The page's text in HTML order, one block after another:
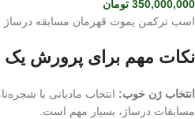
350,000,000 تومان
اسب ترکمن یموت قهرمان مسابقه درساژ
نکات مهم برای پرورش یک
انتخاب ژن خوب: انتخاب مادیانی با
مسابقات درساژ، بسیار مهم است.